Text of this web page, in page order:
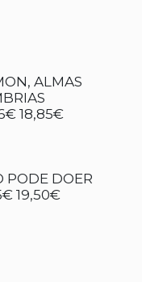
ALMAS
18,85€
PODE DOER
19,50€